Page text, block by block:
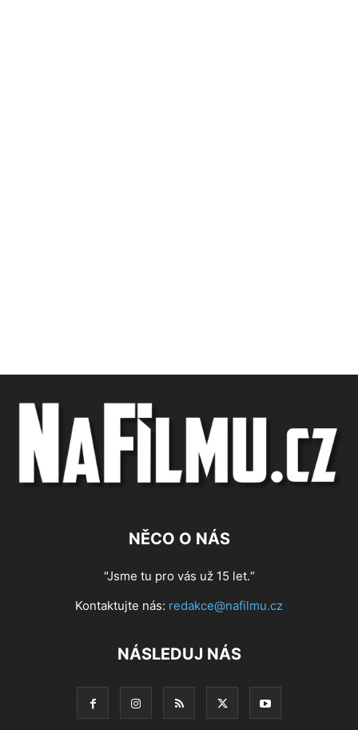
NĚCO O NÁS
"Jsme tu pro vás už 15 let.“
Kontaktujte nás: redakce@nafilmu.cz
NÁSLEDUJ NÁS